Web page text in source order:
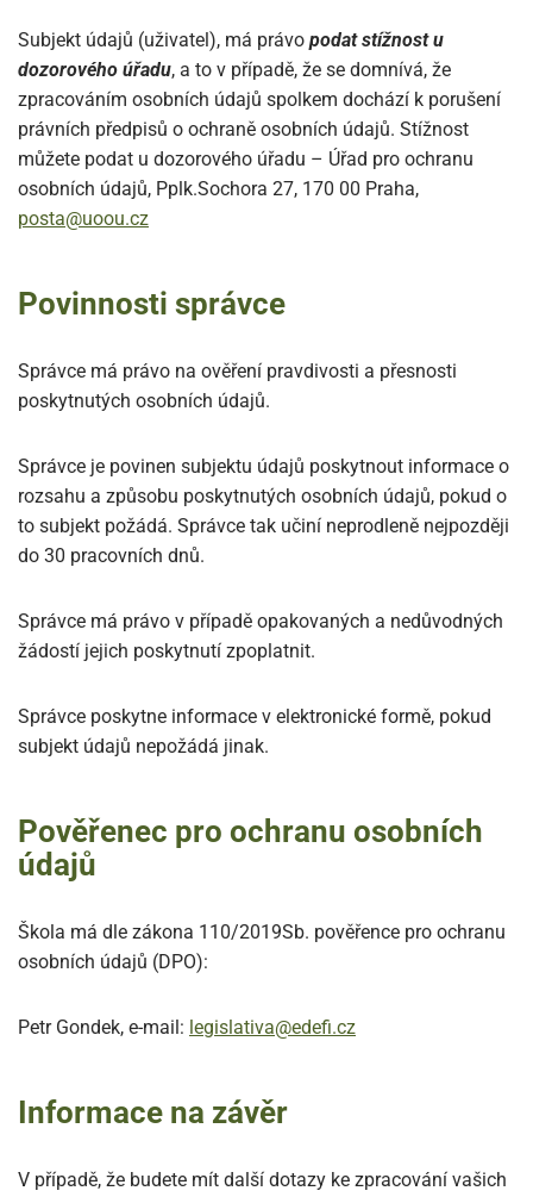
Subjekt údajů (uživatel), má právo podat stížnost u
dozorového úřadu, a to v případě, že se domnívá, že
zpracováním osobních údajů spolkem dochází k porušení
právních předpisů o ochraně osobních údajů. Stížnost
můžete podat u dozorového úřadu – Úřad pro ochranu
osobních údajů, Pplk.Sochora 27, 170 00 Praha,
posta@uoou.cz
Povinnosti správce
Správce má právo na ověření pravdivosti a přesnosti
poskytnutých osobních údajů.
Správce je povinen subjektu údajů poskytnout informace o
rozsahu a způsobu poskytnutých osobních údajů, pokud o
to subjekt požádá. Správce tak učiní neprodleně nejpozději
do 30 pracovních dnů.
Správce má právo v případě opakovaných a nedůvodných
žádostí jejich poskytnutí zpoplatnit.
Správce poskytne informace v elektronické formě, pokud
subjekt údajů nepožádá jinak.
Pověřenec pro ochranu osobních
údajů
Škola má dle zákona 110/2019Sb. pověřence pro ochranu
osobních údajů (DPO):
Petr Gondek, e-mail: legislativa@edefi.cz
Informace na závěr
V případě, že budete mít další dotazy ke zpracování vašich